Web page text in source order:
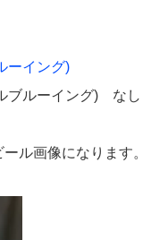
ーイング)
ブルーイング) なし
ール画像になります。